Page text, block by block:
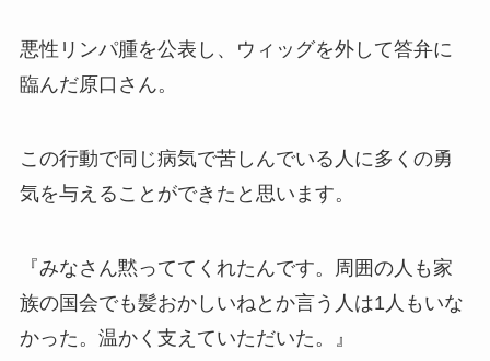
悪性リンパ腫を公表し、ウィッグを外して答弁に
臨んだ原口さん。
この行動で同じ病気で苦しんでいる人に多くの勇
気を与えることができたと思います。
『みなさん黙っててくれたんです。周囲の人も家
族の国会でも髪おかしいねとか言う人は1人もいな
かった。温かく支えていただいた。』